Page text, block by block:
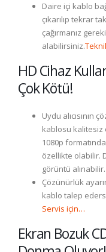
Daire içi kablo
çıkarılıp tekrar
çağırmanız
alabilirsiniz.
HD Cihaz
Çok Kötü!
Uydu alıcısının
kablosu kalitesiz
1080p
özellikte olabilir.
görüntü alınabilir.
Çözünürlük
kablo talep
Servis için…
Ekran Bozuk